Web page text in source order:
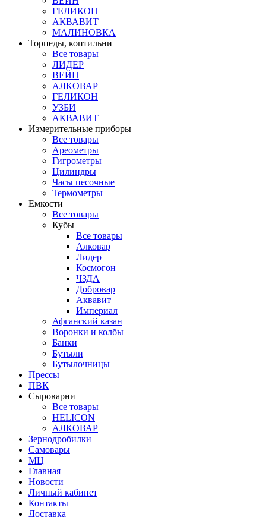
ГЕЛИКОН
АКВАВИТ
МАЛИНОВКА
Торпеды, коптильни
Все товары
ЛИДЕР
ВЕЙН
АЛКОВАР
ГЕЛИКОН
УЗБИ
АКВАВИТ
Измерительные приборы
Все товары
Ареометры
Гигрометры
Цилиндры
Часы песочные
Термометры
Емкости
Все товары
Кубы
Все товары
Алковар
Лидер
Космогон
ЧЗДА
Добровар
Аквавит
Империал
Афганский казан
Воронки и колбы
Банки
Бутыли
Бутылочницы
Прессы
ПВК
Сыроварни
Все товары
HELICON
АЛКОВАР
Зернодробилки
Самовары
МЦ
Главная
Новости
Личный кабинет
Контакты
Доставка